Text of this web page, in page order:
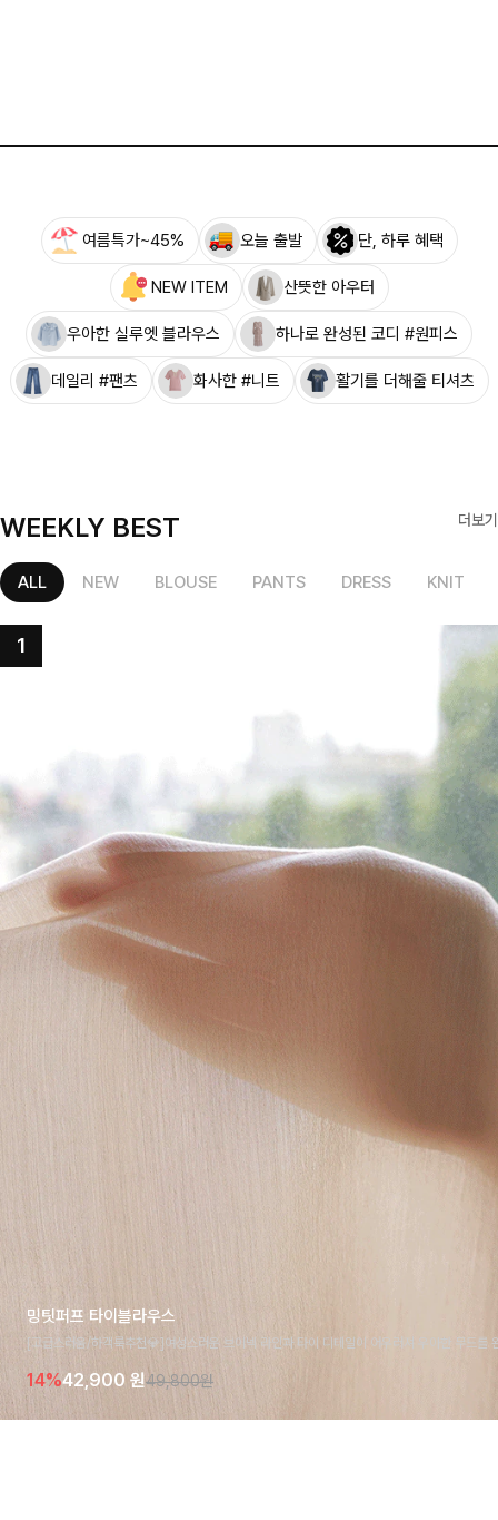
여름특가~45% 오늘 출발 단, 하루 혜택
NEW ITEM 산뜻한 아우터
우아한 실루엣 블라우스 하나로 완성된 코디 #원피스
데일리 #팬츠 화사한 #니트 활기를 더해줄 티셔츠
WEEKLY BEST 더보기
ALL NEW BLOUSE PANTS DRESS KNIT
밍팃퍼프 타이블라우스
[고급스러움/하객룩추천💎]여성스러운 브이넥 라인과 타이 디테일이 어우러져 우아한 무드를
라우스 🤍 여유로운 7부 소매로 편안하게 착용되며 데일리룩부터 출근룩, 하객룩까지 세련된
기 좋은 아이템이에요
14%42,900 원49,800원